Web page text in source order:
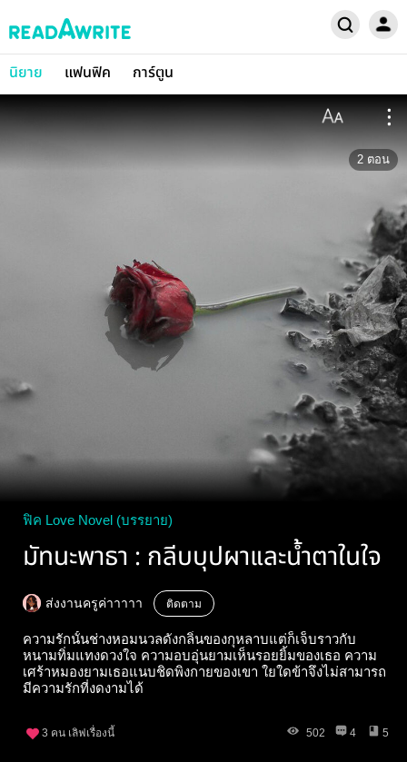
นิยาย แฟนฟิค การ์ตูน
2 ตอน
ฟิค Love Novel (บรรยาย)
มัทนะพาธา : กลีบบุปผาและน้ำตาในใจ
ส่งงานครูค่าาาาา ติดตาม
ความรักนั้นช่างหอมนวลดังกลิ่นของกุหลาบแต่ก็เจ็บราวกับ
หนามทิ่มแทงดวงใจ ความอบอุ่นยามเห็นรอยยิ้มของเธอ ความ
เศร้าหมองยามเธอแนบชิดพิงกายของเขา ใยใดข้าจึงไม่สามารถ
มีความรักที่งดงามได้
3 คน เลิฟเรื่องนี้ 502 4 5